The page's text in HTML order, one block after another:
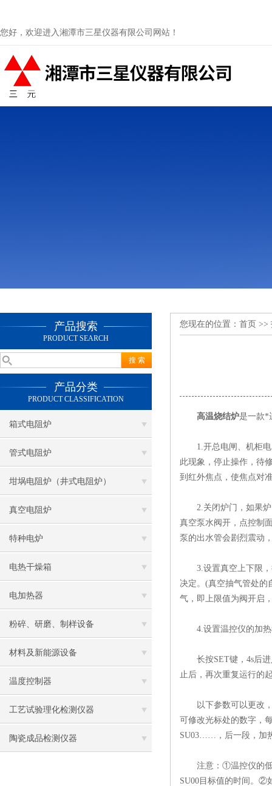
您好，欢迎进入湘潭市三星仪器有限公司网站！
产品搜索
PRODUCT SEARCH
产品分类
PRODUCT CLASSIFICATION
箱式电阻炉
管式电阻炉
坩埚电阻炉（井式电阻炉）
真空电阻炉
特种电炉
电热干燥箱
电加热器
粉碎、研磨、制样设备
材料及新能源设备
温度控制器
工艺试验理化检测仪器
陶瓷成品检测仪器
您现在的位置： 首页 >>
高温烧结炉是一款*
1.开总电闸、机柜电
此现象，停止操作，待
到红外焦点，使焦点对
2.关闭炉门，如果炉
真空泵水阀开，点控制
泵的出水管会剧烈震动
3.设置真空上下限，
决定。(真空抽气管处的
气，即上限值为阀开启
4.设置温控仪的加热
长按SET键，4s后进
止后，再次重复运行的
以下参数可以更改，
可修改光标处的数字，
SU03……，后一段，加
注意：①温控仪的低
SU00目标值的时间。②